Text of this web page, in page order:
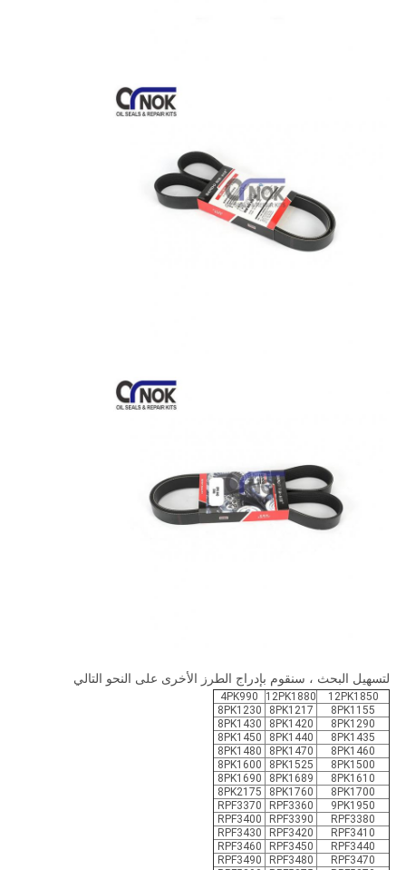
لتسهيل البحث ، سنقوم بإدراج الطرز الأخرى على النحو التالي
12PK1850
12PK1880
4PK990
8PK1155
8PK1217
8PK1230
8PK1290
8PK1420
8PK1430
8PK1435
8PK1440
8PK1450
8PK1460
8PK1470
8PK1480
8PK1500
8PK1525
8PK1600
8PK1610
8PK1689
8PK1690
8PK1700
8PK1760
8PK2175
9PK1950
RPF3360
RPF3370
RPF3380
RPF3390
RPF3400
RPF3410
RPF3420
RPF3430
RPF3440
RPF3450
RPF3460
RPF3470
RPF3480
RPF3490